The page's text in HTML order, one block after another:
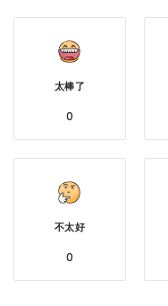
太棒了
0
不太好
0